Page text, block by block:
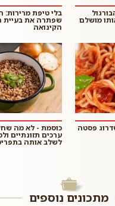
מושלם
בלי טיפת מרירות:
שפתרה את בעיית
הקינואה
פסטה כוסמת - לא מה
ערכים תזונתיים
לשלב אותה
מתכונים נוספים